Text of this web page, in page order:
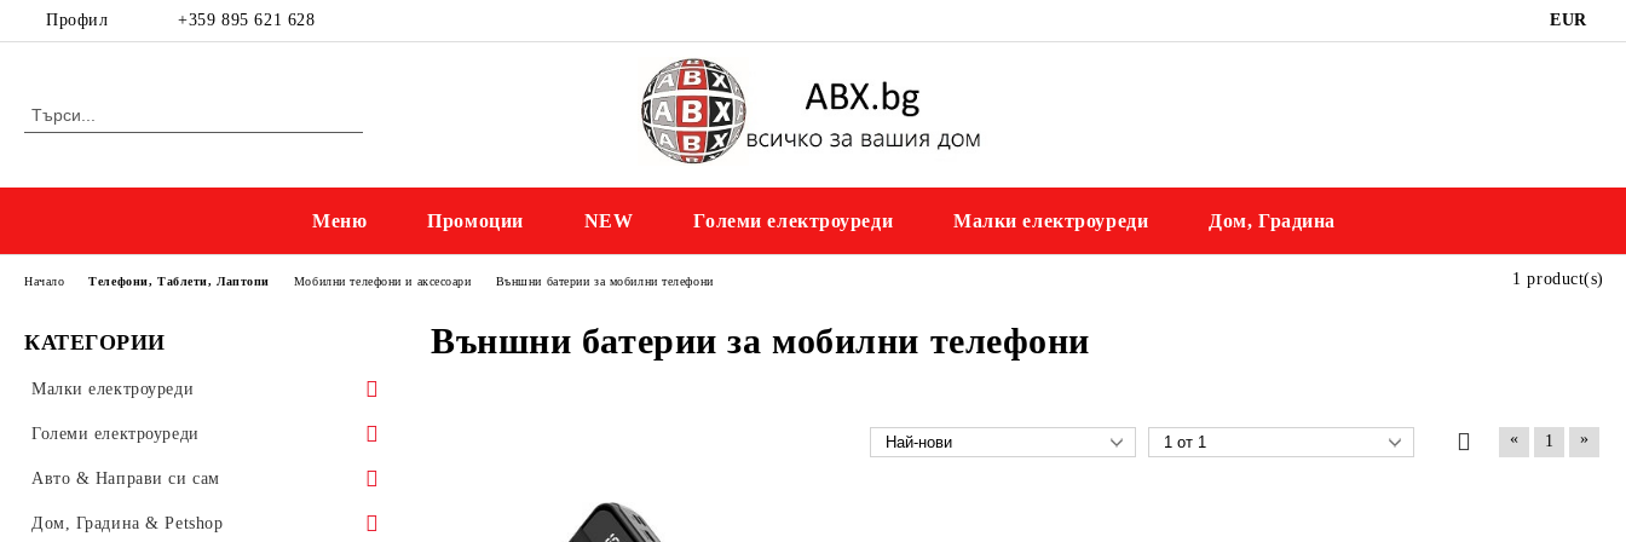
Профил +359 895 621 628 EUR
Меню Промоции NEW Големи електроуреди Малки електроуреди Дом, Градина
КАТЕГОРИИ
Малки електроуреди
Приготвяне на напитки
Електрически кани
Приготвяне на кафе
Kухненски уреди
Миксери, мелачки & кухненски
Прахосмукачки и ютии
Големи електроуреди
Готварски печки и микровълнови
Готварски печки
Бойлери, Климатици & Уреди за
Авто & Направи си сам
Осветление & Електроматериали
Дом, Градина & Petshop
Начало Телефони, Таблети, Лаптопи Мобилни телефони и аксесоари Външни батерии за мобилни телефони
Външни батерии за мобилни телефони
1 product(s)
« 1 »